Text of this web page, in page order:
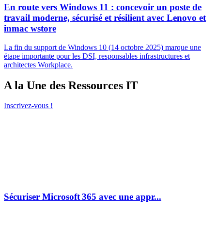
En route vers Windows 11 : concevoir un poste de
travail moderne, sécurisé et résilient avec Lenovo et
inmac wstore
La fin du support de Windows 10 (14 octobre 2025) marque une
étape importante pour les DSI, responsables infrastructures et
architectes Workplace.
A la Une des Ressources IT
Inscrivez-vous !
Sécuriser Microsoft 365 avec une appr...